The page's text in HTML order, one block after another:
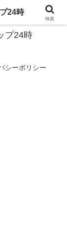
ここに集結
プ24時
シーポリシー
24時
検索